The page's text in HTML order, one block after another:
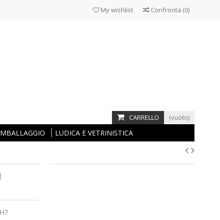
Confronta (0)
My wishlist
CARRELLO (vuoto)
LUDICA E VETRINISTICA